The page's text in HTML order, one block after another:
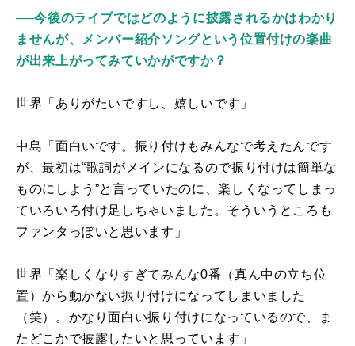
──今後のライブではどのように披露されるかはわかり
ませんが、メンバー紹介ソングという位置付けの楽曲
が出来上がってみていかがですか？
世界「ありがたいですし、嬉しいです」
中島「面白いです。振り付けもみんなで考えたんです
が、最初は“歌詞がメインになるので振り付けは簡単な
ものにしよう”と言っていたのに、楽しくなってしまっ
ていろいろ付け足しちゃいました。そういうところも
ファンタっぽいと思います」
世界「楽しくなりすぎてみんな0番（真ん中の立ち位
置）から動かない振り付けになってしまいました
（笑）。かなり面白い振り付けになっているので、ま
たどこかで披露したいと思っています」